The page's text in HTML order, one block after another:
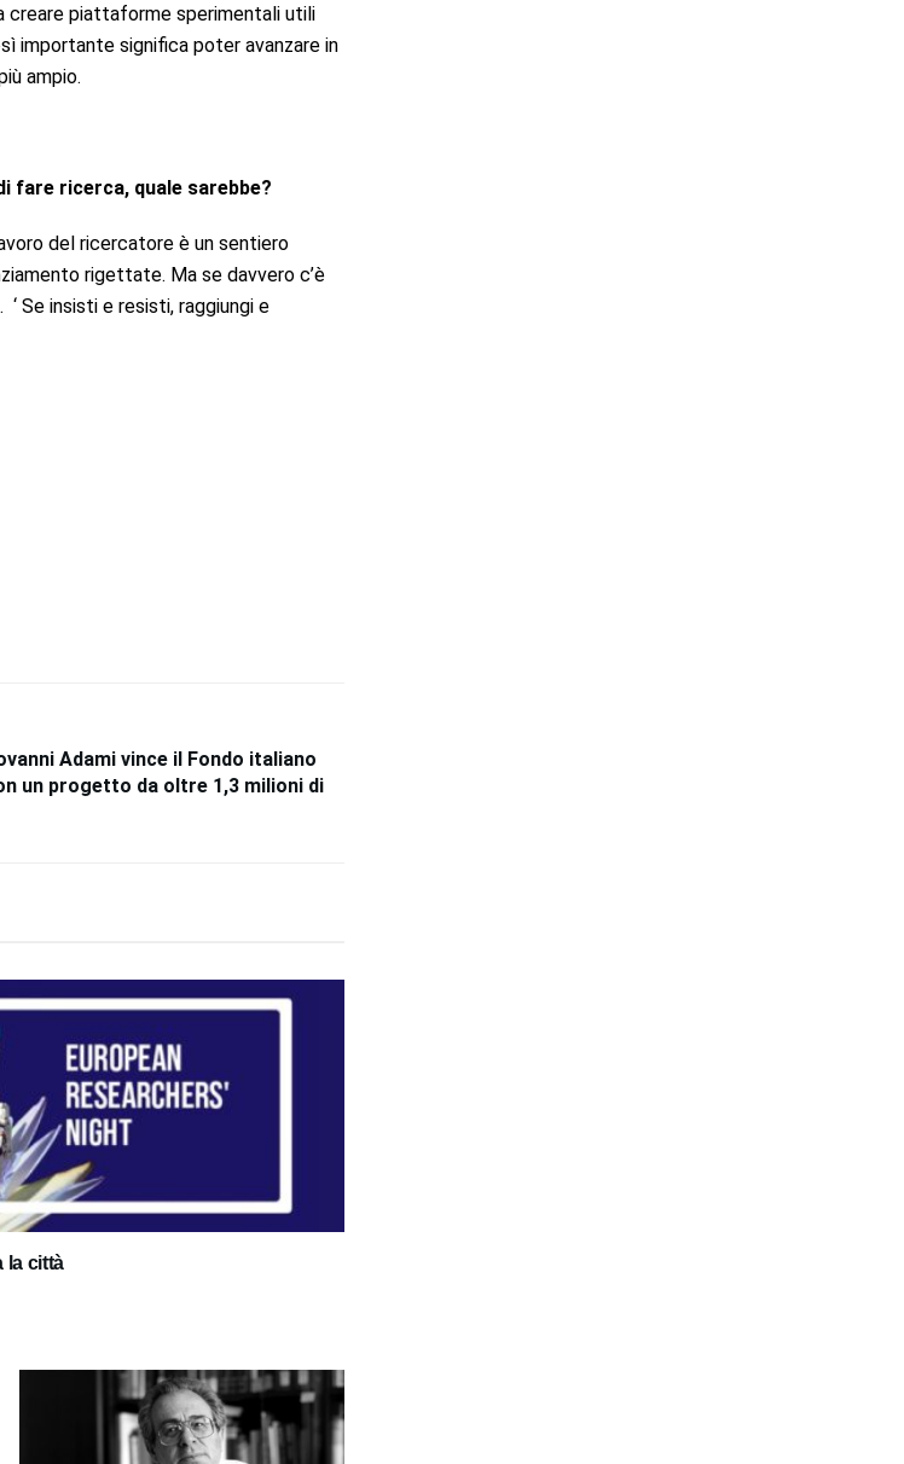
creare piattaforme sperimentali utili
importante significa poter avanzare in
ampio.
fare ricerca, quale sarebbe?
del ricercatore è un sentiero
rigettate. Ma se davvero c’è
Se insisti e resisti, raggiungi e
Adami vince il Fondo italiano
un progetto da oltre 1,3 milioni di
la città